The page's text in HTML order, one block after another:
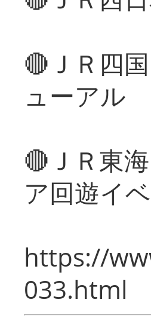
🔴ＪＲ四
ューアル
🔴ＪＲ東
ア回遊イ
https://
033.html